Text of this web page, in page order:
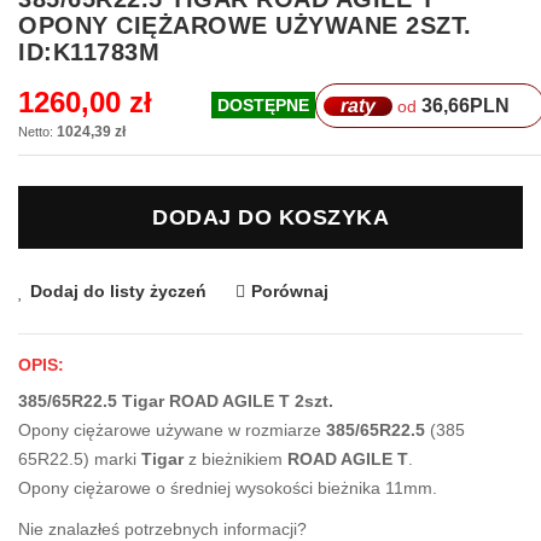
na
początek
galerii
OPONY CIĘŻAROWE UŻYWANE 2SZT.
ID:K11783M
1260,00 zł
1024,39 zł
DOSTĘPNE raty od 36,66PLN
DODAJ DO KOSZYKA
Dodaj do listy życzeń Porównaj
OPIS:
385/65R22.5 Tigar ROAD AGILE T 2szt.
Opony ciężarowe używane w rozmiarze 385/65R22.5 (385
65R22.5) marki Tigarz bieżnikiem ROAD AGILE T.
Opony ciężarowe o średniej wysokości bieżnika 11mm.
Nie znalazłeś potrzebnych informacji?